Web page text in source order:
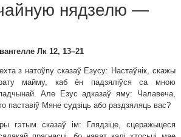
нядзелю —
Лк 12, 13–21
з натоўпу сказаў Езусу: Настаўнік, скажы
майму, каб ён падзяліўся са мною
Але Езус адказаў яму: Чалавеча,
паставіў Мяне судзіць або раздзяляць вас?
гэтым сказаў ім: Глядзіце, сцеражыцеся